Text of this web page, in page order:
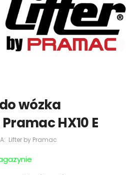
wózka
HX10 E
Lifter by Pramac